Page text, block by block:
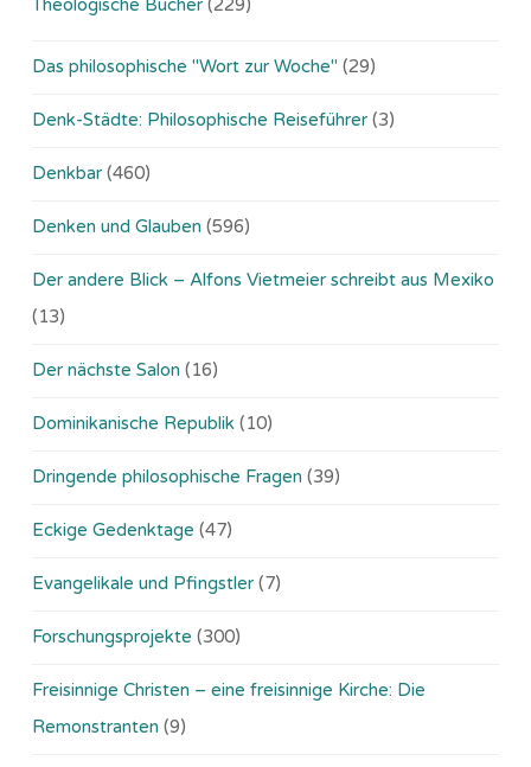
Theologische Bücher (229)
Das philosophische "Wort zur Woche" (29)
Denk-Städte: Philosophische Reiseführer (3)
Denkbar (460)
Denken und Glauben (596)
Der andere Blick – Alfons Vietmeier schreibt aus Mexiko
(13)
Der nächste Salon (16)
Dominikanische Republik (10)
Dringende philosophische Fragen (39)
Eckige Gedenktage (47)
Evangelikale und Pfingstler (7)
Forschungsprojekte (300)
Freisinnige Christen – eine freisinnige Kirche: Die
Remonstranten (9)